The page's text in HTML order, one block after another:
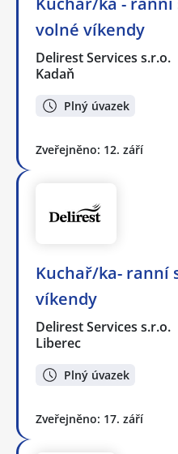
volné víkendy
Delirest Services s.r.o.
Kadaň
Plný úvazek
Zveřejněno: 12. září
Kuchař/ka- ranní
víkendy
Delirest Services s.r.o.
Liberec
Plný úvazek
Zveřejněno: 17. září